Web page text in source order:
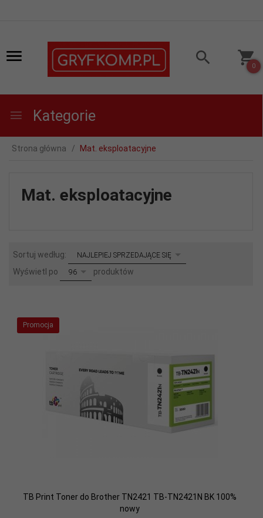
0
Kategorie
Strona główna Mat. eksploatacyjne
Mat. eksploatacyjne
Sortuj według: sortNAJLEPIEJ SPRZEDAJĄCE SIĘ
Wyświetl po pop96 produktów
Promocja
TB Print Toner do Brother TN2421 TB-TN2421N BK 100%
nowy